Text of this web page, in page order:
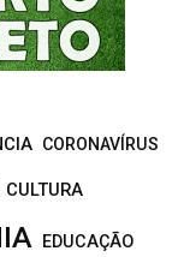
CORONAVÍRUS
CULTURA
EDUCAÇÃO